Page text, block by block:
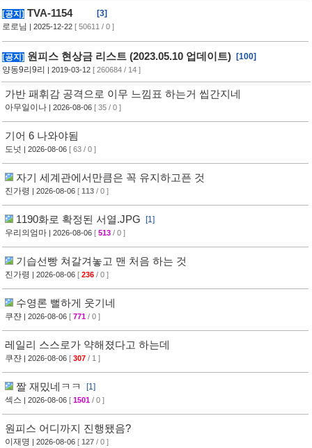
[공지] TVA-1154
[3]
로로님 | 2025-12-22 [ 50611 / 0 ]
[공지] 원피스 현상금 리스트 (2023.05.10 업데이트)
[100]
양동9리9리
| 2019-03-12 [ 260684 / 14 ]
가반 패휘감 공격으로 이무 느낌표 하는거 씹간지네
아무일이나 | 2026-08-06 [ 35 / 0 ]
기어 6 나와야됨
도넛 | 2026-08-06 [ 63 / 0 ]
자기 세계관에서만큼은 꼭 유지하고픈 것
진가령 | 2026-08-06 [ 113 / 0 ]
1190화로 확정된 서열.JPG
[1]
우리의엄마 | 2026-08-06 [ 513 / 0 ]
기습선빵 쳐갈겨놓고 맨 처음 하는 것
진가령 | 2026-08-06 [ 236 / 0 ]
수영론 뻘하게 웃기네
쿠쟌 | 2026-08-06 [ 771 / 0 ]
레일리 스스로가 약해졌다고 하는데
쿠쟌 | 2026-08-06 [ 307 / 1 ]
짤 재밌네ㅋㅋ
[1]
섹스 | 2026-08-06 [ 1501 / 0 ]
원피스 어디까지 진행됐음?
이재명 | 2026-08-06 [ 127 / 0 ]